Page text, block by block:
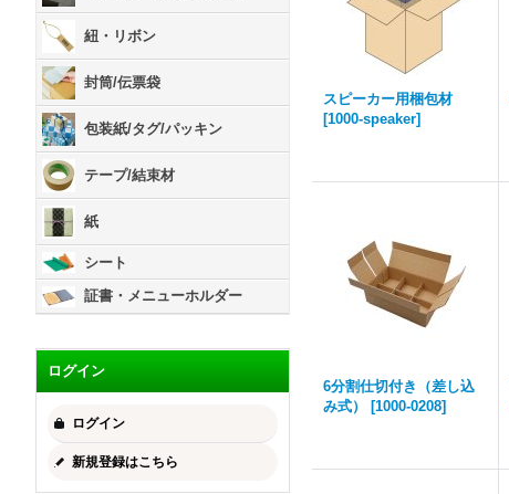
紐・リボン
封筒/伝票袋
包装紙/タグ/パッキン
テープ/結束材
紙
シート
証書・メニューホルダー
ログイン
ログイン
新規登録はこちら
スピーカー用梱包材
[1000-speaker]
6分割仕切付き（差し込
み式）
[1000-0208]